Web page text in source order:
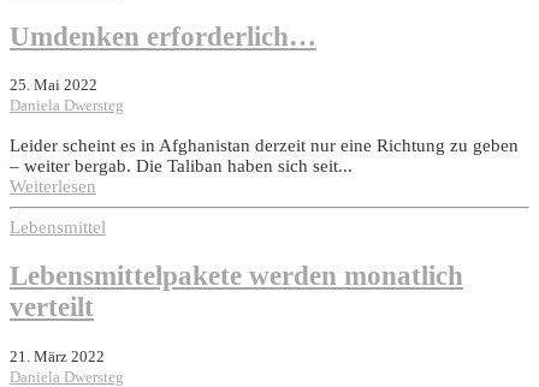
Umdenken erforderlich…
25. Mai 2022
Daniela Dwersteg
Leider scheint es in Afghanistan derzeit nur eine Richtung zu geben
– weiter bergab. Die Taliban haben sich seit...
Weiterlesen
Lebensmittel
Lebensmittelpakete werden monatlich
verteilt
21. März 2022
Daniela Dwersteg